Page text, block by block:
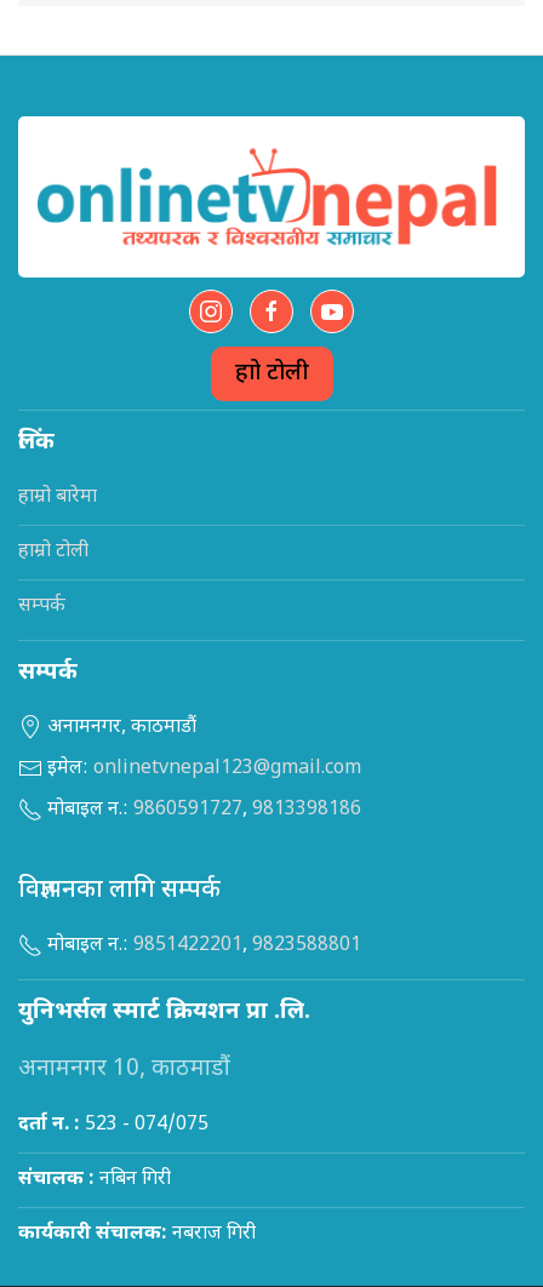
हाम्रो टोली
लिंक
हाम्रो बारेमा
हाम्रो टोली
सम्पर्क
सम्पर्क
अनामनगर, काठमाडौं
इमेल: onlinetvnepal123@gmail.com
मोबाइल न.: 9860591727, 9813398186
विज्ञापनका लागि सम्पर्क
मोबाइल न.: 9851422201, 9823588801
युनिभर्सल स्मार्ट क्रियशन प्रा .लि.
अनामनगर 10, काठमाडौं
दर्ता न. : 523 - 074/075
संचालक : नबिन गिरी
कार्यकारी संचालक: नबराज गिरी